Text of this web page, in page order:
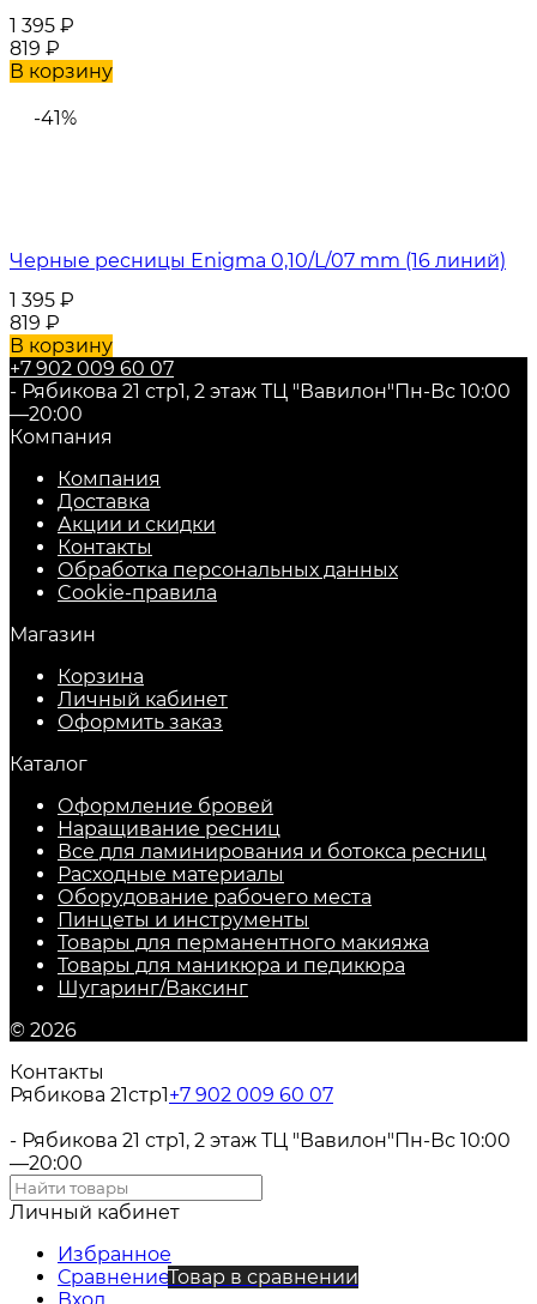
1 395 ₽
819 ₽
В корзину
-41%
Черные ресницы Enigma 0,10/L/07 mm (16 линий)
1 395 ₽
819 ₽
В корзину
+7 902 009 60 07
- Рябикова 21 стр1, 2 этаж ТЦ "Вавилон"Пн-Вс 10:00
—20:00
Компания
Компания
Доставка
Акции и скидки
Контакты
Обработка персональных данных
Cookie-правила
Магазин
Корзина
Личный кабинет
Оформить заказ
Каталог
Оформление бровей
Наращивание ресниц
Все для ламинирования и ботокса ресниц
Расходные материалы
Оборудование рабочего места
Пинцеты и инструменты
Товары для перманентного макияжа
Товары для маникюра и педикюра
Шугаринг/Ваксинг
© 2026
Контакты
Рябикова 21стр1+7 902 009 60 07
- Рябикова 21 стр1, 2 этаж ТЦ "Вавилон"Пн-Вс 10:00
—20:00
Личный кабинет
Избранное
СравнениеТовар в сравнении